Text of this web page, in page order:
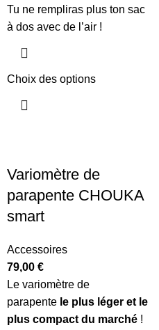
Tu ne rempliras plus ton sac
à dos avec de l’air !
Choix des options
Variomètre de
parapente CHOUKA
smart
Accessoires
79,00 €
Le variomètre de
parapente le plus léger et le
plus compact du marché !